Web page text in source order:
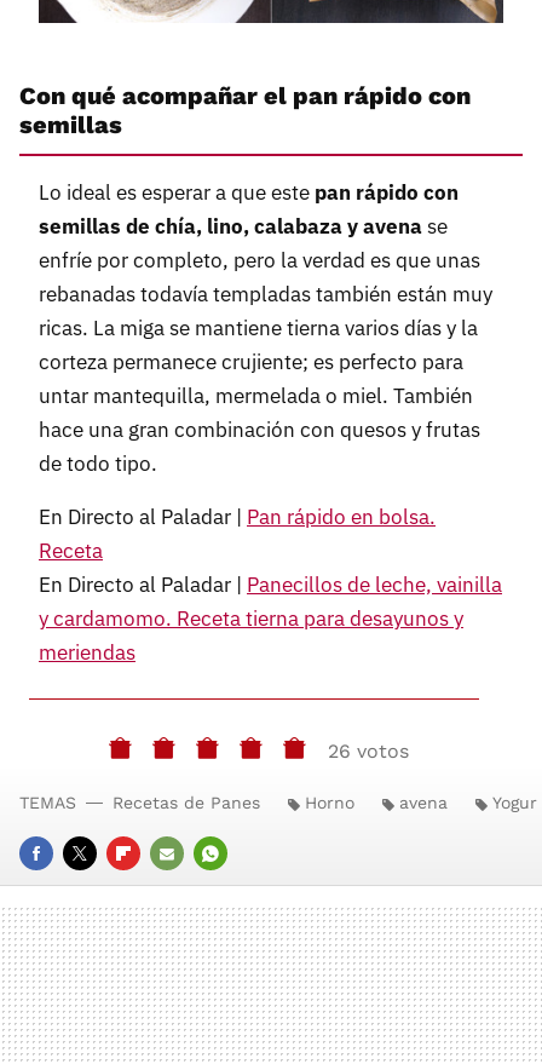
Con qué acompañar el pan rápido con
semillas
Lo ideal es esperar a que este pan rápido con
semillas de chía, lino, calabaza y avenase
enfríe por completo, pero la verdad es que unas
rebanadas todavía templadas también están muy
ricas. La miga se mantiene tierna varios días y la
corteza permanece crujiente; es perfecto para
untar mantequilla, mermelada o miel. También
hace una gran combinación con quesos y frutas
de todo tipo.
En Directo al Paladar | Pan rápido en bolsa.
Receta
En Directo al Paladar | Panecillos de leche, vainilla
y cardamomo. Receta tierna para desayunos y
meriendas
26 votos
FACEBOOK
TWITTERFLIPBOARD
E-
MAIL
WHATSAPP
TEMAS Recetas de Panes Horno avena Yogur